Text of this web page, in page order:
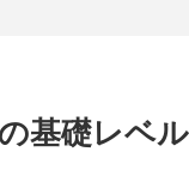
基礎レベ